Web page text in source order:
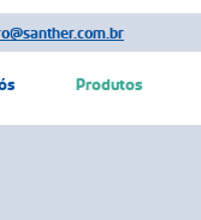
Produtos